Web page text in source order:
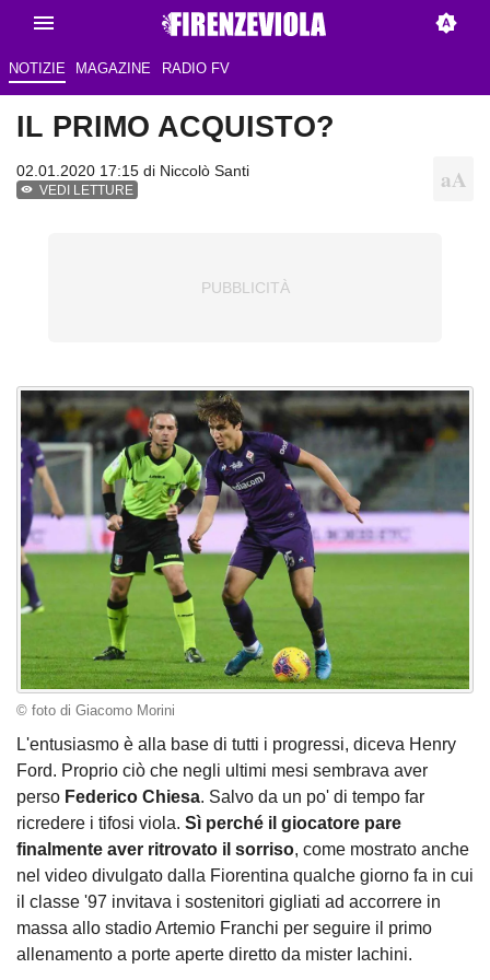
NOTIZIE MAGAZINE RADIO FV
IL PRIMO ACQUISTO?
02.01.2020 17:15 di Niccolò Santi
VEDI LETTURE
© foto di Giacomo Morini
L'entusiasmo è alla base di tutti i progressi, diceva Henry
Ford. Proprio ciò che negli ultimi mesi sembrava aver
perso Federico Chiesa. Salvo da un po' di tempo far
ricredere i tifosi viola. Sì perché il giocatore pare
finalmente aver ritrovato il sorriso, come mostrato anche
nel video divulgato dalla Fiorentina qualche giorno fa in cui
il classe '97 invitava i sostenitori gigliati ad accorrere in
massa allo stadio Artemio Franchi per seguire il primo
allenamento a porte aperte diretto da mister Iachini.